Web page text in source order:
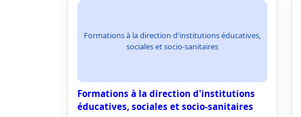
Formations à la direction d'institutions éducatives,
sociales et socio-sanitaires
Formations à la direction d'institutions
éducatives, sociales et socio-sanitaires